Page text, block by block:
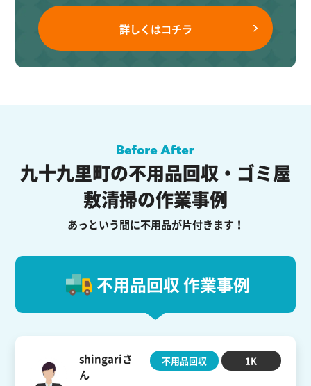
詳しくはコチラ
九十九里町の不用品回収・ゴミ屋
敷清掃の作業事例
あっという間に不用品が片付きます！
不用品回収 作業事例
shingariさ
ん
不用品回収 1K